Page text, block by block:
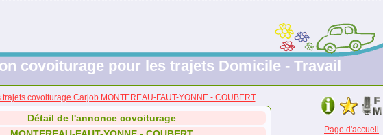
covoiturage pour les trajets Domicile - Travail
covoiturage Carjob MONTEREAU-FAUT-YONNE - COUBERT
Détail de l'annonce covoiturage
Page d'accueil